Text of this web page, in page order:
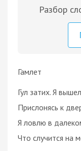
Разбор
Гамлет
Гул затих. Я
Прислонясь к
Я ловлю в
Что случится на